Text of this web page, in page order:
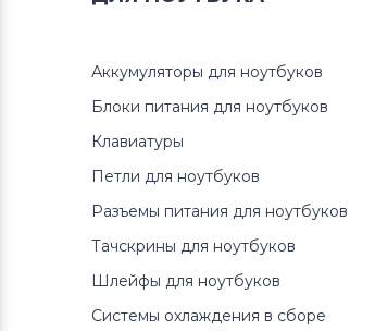
Аккумуляторы для ноутбуков
Аккумуляторы для ноутбуков
Medion
Advent
Аккумуляторы для ноутбуков
Аккумуляторы для ноутбуков
Блоки питания для ноутбуков
Клавиатуры
Петли для ноутбуков
Разъемы питания для ноутбуков
Тачскрины для ноутбуков
Шлейфы для ноутбуков
Системы охлаждения в сборе